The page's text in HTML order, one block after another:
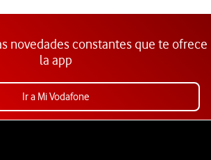
novedades constantes que te ofrece
la app
Ir a Mi Vodafone
sociales de Vodafone